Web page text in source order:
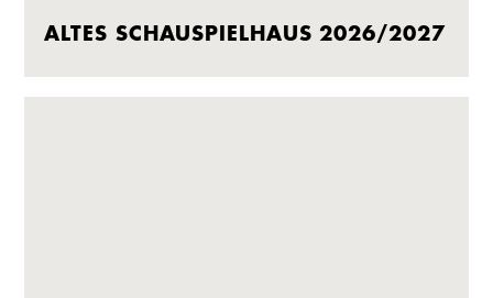
ALTES SCHAUSPIELHAUS 2026/2027